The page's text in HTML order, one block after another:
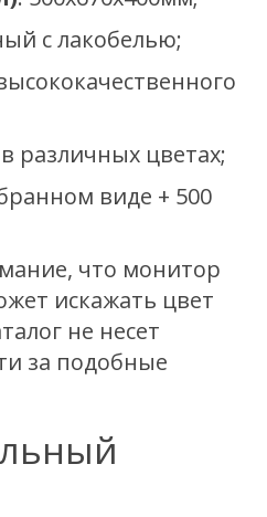
с лакобелью;
в различных цветах;
виде + 500
что монитор
искажать цвет
не несет
за подобные